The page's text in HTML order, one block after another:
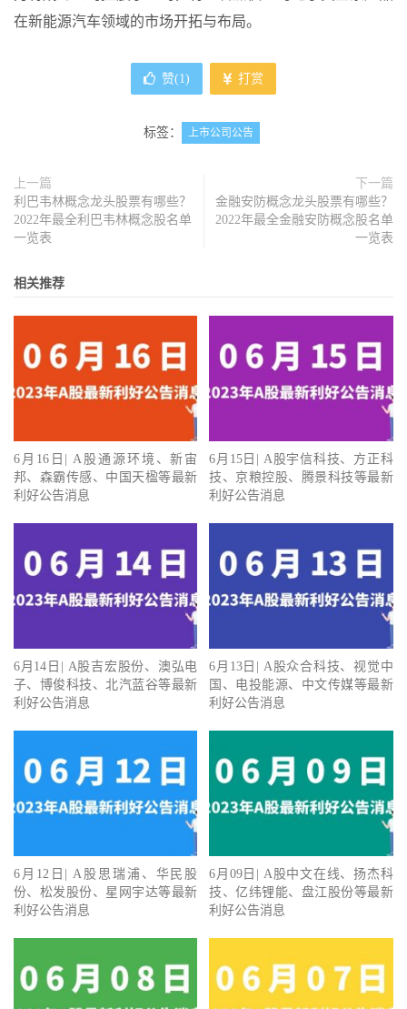
在新能源汽车领域的市场开拓与布局。
赞(1) 打赏
标签： 上市公司公告
上一篇
利巴韦林概念龙头股票有哪些？
2022年最全利巴韦林概念股名单
一览表
下一篇
金融安防概念龙头股票有哪些？
2022年最全金融安防概念股名单
一览表
相关推荐
6月16日| A股通源环境、新宙
邦、森霸传感、中国天楹等最新
利好公告消息
6月15日| A股宇信科技、方正科
技、京粮控股、腾景科技等最新
利好公告消息
6月14日| A股吉宏股份、澳弘电
子、博俊科技、北汽蓝谷等最新
利好公告消息
6月13日| A股众合科技、视觉中
国、电投能源、中文传媒等最新
利好公告消息
6月12日| A股思瑞浦、华民股
份、松发股份、星网宇达等最新
利好公告消息
6月09日| A股中文在线、扬杰科
技、亿纬锂能、盘江股份等最新
利好公告消息